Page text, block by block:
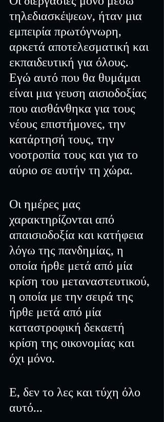
τηλεδιασκέψεων, ήταν μια
εμπειρία πρωτόγνωρη,
αρκετά αποτελεσματική και
εκπαιδευτική για όλους.
Εγώ αυτό που θα θυμάμαι
είναι μια γευση αισιοδοξίας
που αισθάνθηκα για τους
νέους επιστήμονες, την
κατάρτησή τους, την
νοοτροπία τους και για το
αύριο σε αυτήν τη χώρα.
Οι ημέρες μας
χαρακτηρίζονται από
απαισιοδοξία και κατήφεια
λόγω της πανδημίας, η
οποία ήρθε μετά από μία
κρίση του μεταναστευτικού,
η οποία με την σειρά της
ήρθε μετά από μία
καταστροφική δεκαετή
κρίση της οικονομίας και
όχι μόνο.
Ε, δεν το λες και τύχη όλο
αυτό...